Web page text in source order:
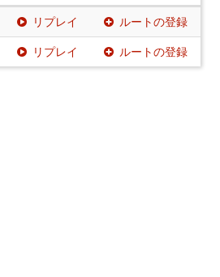
リプレイ ルートの登録
リプレイ ルートの登録